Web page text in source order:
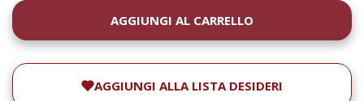
DISPONIBILITÀ
ATTUALE:
AGGIUNGI ALLA LISTA DESIDERI